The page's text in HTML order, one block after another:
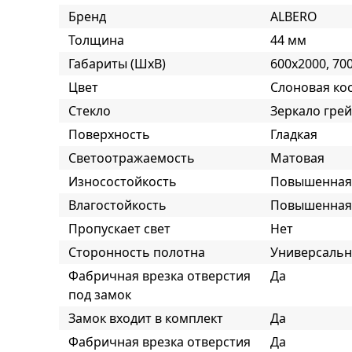
Бренд
ALBERO
Толщина
44 мм
Габариты (ШxВ)
600x2000,
Цвет
Слоновая
Стекло
Зеркало грей
Поверхность
Гладкая
Светоотражаемость
Матовая
Износостойкость
Повышенная
Влагостойкость
Повышенная
Пропускает свет
Нет
Сторонность полотна
Фабричная врезка отверстия
под замок
Да
Замок входит в комплект
Да
Фабричная врезка отверстия
Да